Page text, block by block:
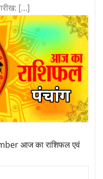
[…]
आज का राशिफल एवं